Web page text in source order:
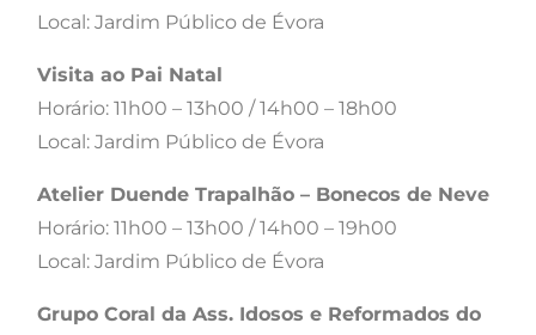
Local: Jardim Público de Évora
Visita ao Pai Natal
Horário: 11h00 – 13h00 / 14h00 – 18h00
Local: Jardim Público de Évora
Atelier Duende Trapalhão – Bonecos de Neve
Horário: 11h00 – 13h00 / 14h00 – 19h00
Local: Jardim Público de Évora
Grupo Coral da Ass. Idosos e Reformados do